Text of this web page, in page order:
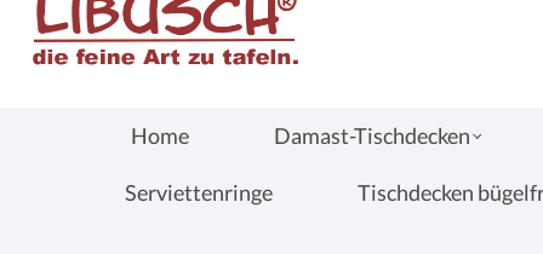
Home Damast-Tischdecken
Serviettenringe Tischdecken